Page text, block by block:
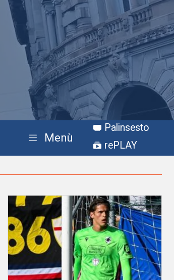
Menù
Palinsesto
rePLAY